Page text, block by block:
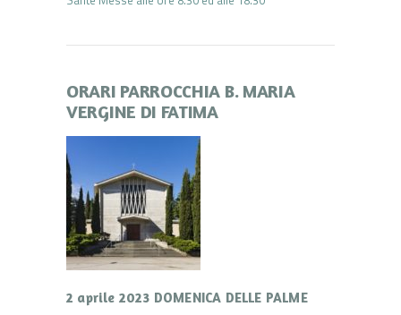
ORARI PARROCCHIA B. MARIA
VERGINE DI FATIMA
2 aprile 2023 DOMENICA DELLE PALME